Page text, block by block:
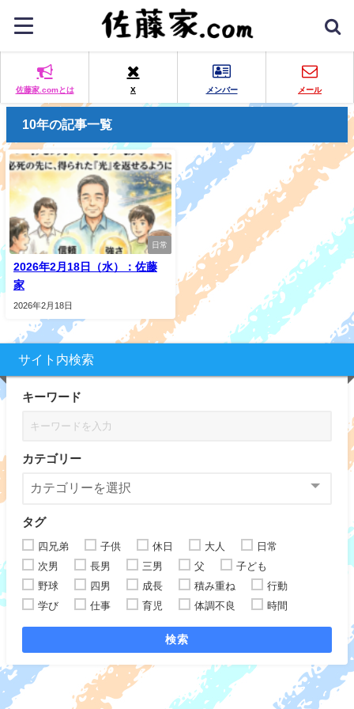
佐藤家.comとは X メンバー メール
10年の記事一覧
日常
2026年2月18日（水）：佐藤
家
2026年2月18日
サイト内検索
キーワード
カテゴリー
タグ
四兄弟 子供 休日 大人
日常
次男
長男 三男 父
子ども
野球
四男 成長 積み重ね
行動
学び
仕事 育児 体調不良 時間
検索